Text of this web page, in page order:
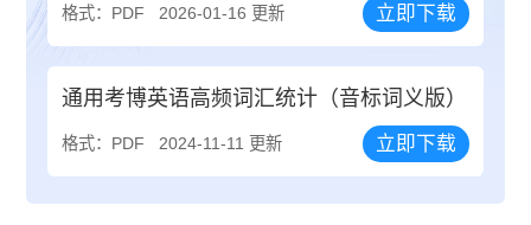
格式：PDF 2026-01-16 更新 立即下载
通用考博英语高频词汇统计（音标词义版）
格式：PDF 2024-11-11 更新 立即下载